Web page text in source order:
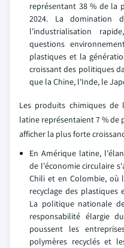
représentant 38 % de la
2024. La domination
l'industrialisation
questions
plastiques et la
croissant des politiques
que la Chine, l'Inde, le
Les produits chimiques de
latine représentaient 7 % de
afficher la plus forte
En Amérique latine,
de l'économie circulaire
Chili et en Colombie, où
recyclage des plastiques
La politique nationale
responsabilité élargie
poussent les
polymères recyclés et